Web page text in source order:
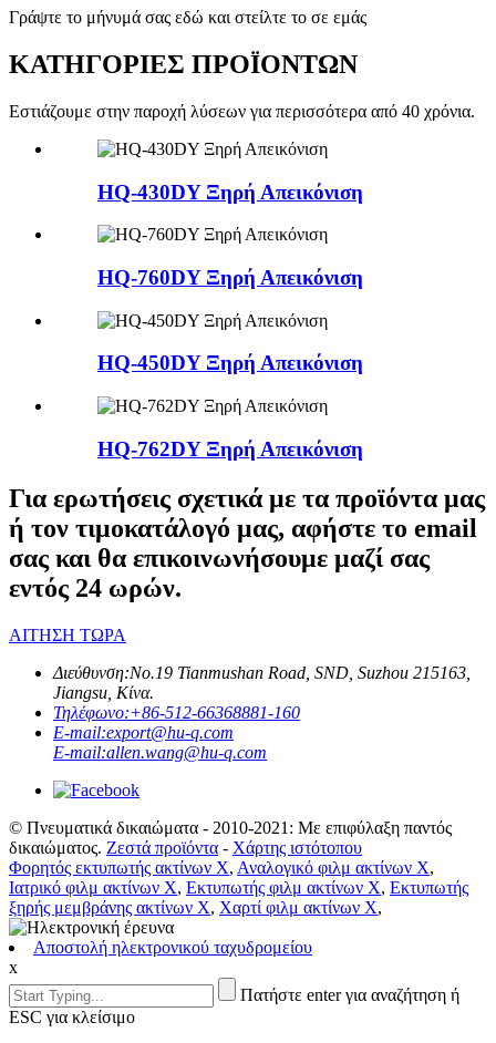
Γράψτε το μήνυμά σας εδώ και στείλτε το σε εμάς
ΚΑΤΗΓΟΡΙΕΣ ΠΡΟΪΟΝΤΩΝ
Εστιάζουμε στην παροχή λύσεων για περισσότερα από 40 χρόνια.
HQ-430DY Ξηρή Απεικόνιση
HQ-760DY Ξηρή Απεικόνιση
HQ-450DY Ξηρή Απεικόνιση
HQ-762DY Ξηρή Απεικόνιση
Για ερωτήσεις σχετικά με τα προϊόντα μας
ή τον τιμοκατάλογό μας, αφήστε το email
σας και θα επικοινωνήσουμε μαζί σας
εντός 24 ωρών.
ΑΙΤΗΣΗ ΤΩΡΑ
Διεύθυνση:No.19 Tianmushan Road, SND, Suzhou 215163,
Jiangsu, Κίνα.
Τηλέφωνο:+86-512-66368881-160
E-mail:export@hu-q.com
E-mail:allen.wang@hu-q.com
© Πνευματικά δικαιώματα - 2010-2021: Με επιφύλαξη παντός
δικαιώματος. Ζεστά προϊόντα - Χάρτης ιστότοπου
Φορητός εκτυπωτής ακτίνων Χ, Αναλογικό φιλμ ακτίνων Χ,
Ιατρικό φιλμ ακτίνων Χ, Εκτυπωτής φιλμ ακτίνων Χ, Εκτυπωτής
ξηρής μεμβράνης ακτίνων Χ, Χαρτί φιλμ ακτίνων Χ,
Αποστολή ηλεκτρονικού ταχυδρομείου
x
Πατήστε enter για αναζήτηση ή
ESC για κλείσιμο